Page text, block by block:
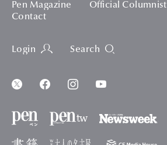
Pen Magazine Official Columnist
Contact
Login Search